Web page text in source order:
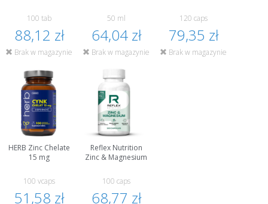
100 tab
88,12 zł
Brak w magazynie
50 ml
64,04 zł
Brak w magazynie
120 caps
79,35 zł
Brak w magazynie
HERB Zinc Chelate
15 mg
100 vcaps
51,58 zł
Reflex Nutrition
Zinc & Magnesium
100 caps
68,77 zł